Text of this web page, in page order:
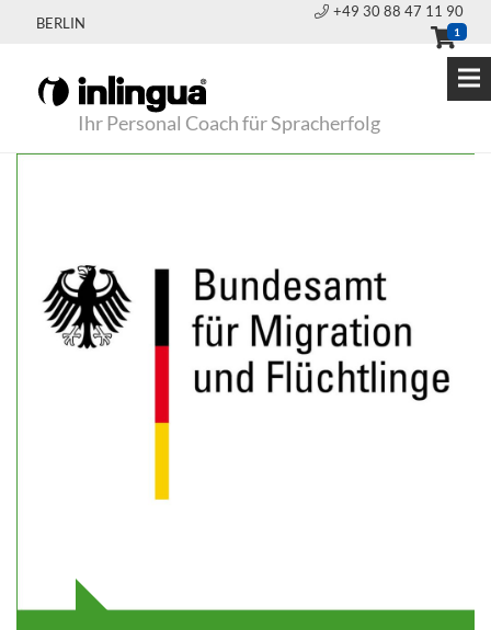
BERLIN
+49 30 88 47 11 90
1
Ihr Personal Coach für Spracherfolg